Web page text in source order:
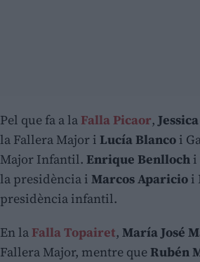
Pel que fa a la Falla Picaor,
la Fallera Major i Lucía Blanco i
Major Infantil. Enrique Benlloch i
la presidència i Marcos Aparicio i
presidència infantil.
En la Falla Topairet, María José
Fallera Major, mentre queRubén